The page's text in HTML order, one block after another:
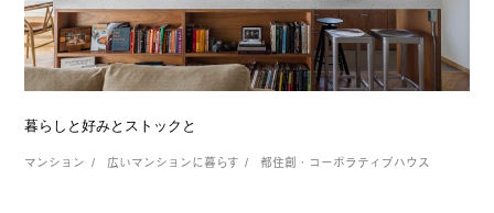
暮らしと好みとストックと
マンション 広いマンションに暮らす 都住創・コーポラティブハウス